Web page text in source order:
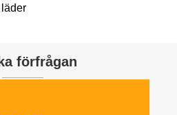
förfrågan